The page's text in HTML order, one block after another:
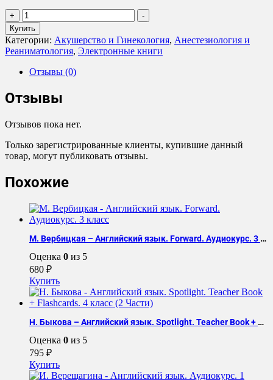
+
Количество
товара
А.
Куликов
-
Анестезия,
интенсивная
и
в
и
гинекологии
-
Купить
Категории: Акушерство и Гинекология, Анестезиология и
Реаниматология, Электронные книги
Отзывы (0)
Отзывы
Отзывов пока нет.
Только зарегистрированные клиенты, купившие данный
товар, могут публиковать отзывы.
Похожие
М. Вербицкая – Английский язык. Forward. Аудиокурс. 3 класс
Оценка 0 из 5
680 ₽
Купить
Н. Быкова – Английский язык. Spotlight. Teacher Book + Flashcards. 4 класс (2 Части)
Оценка 0 из 5
795 ₽
Купить